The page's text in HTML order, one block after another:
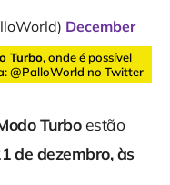
December
Turbo, onde é possível
@PalloWorld no Twitter
Turboestão
de dezembro, às